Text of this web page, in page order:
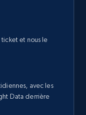
et nous le
avec les
Data derrière